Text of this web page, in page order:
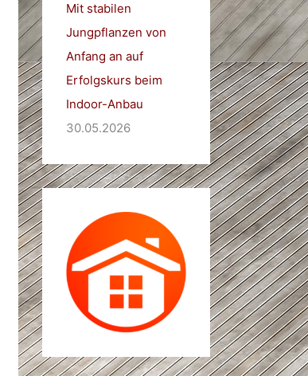
Mit stabilen
Jungpflanzen von
Anfang an auf
Erfolgskurs beim
Indoor-Anbau
30.05.2026